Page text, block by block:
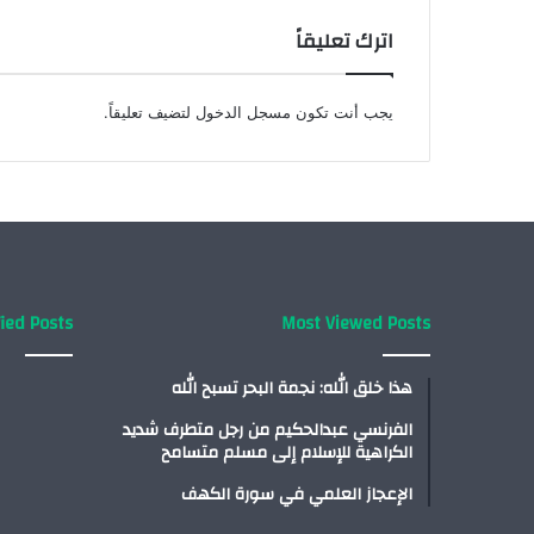
اترك تعليقاً
يجب أنت تكون مسجل الدخول لتضيف تعليقاً.
Most Viewed Posts
هذا خلق الله: نجمة البحر تسبح الله
الفرنسي عبدالحكيم من رجل متطرف شديد
الكراهية للإسلام إلى مسلم متسامح
الإعجاز العلمي في سورة الكهف
Posts